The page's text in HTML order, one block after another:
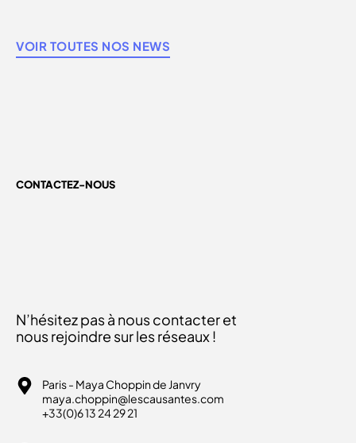
VOIR TOUTES NOS NEWS
CONTACTEZ-NOUS
N’hésitez pas à nous contacter et
nous rejoindre sur les réseaux !
Paris - Maya Choppin de Janvry
maya.choppin@lescausantes.com
+33(0)6 13 24 29 21